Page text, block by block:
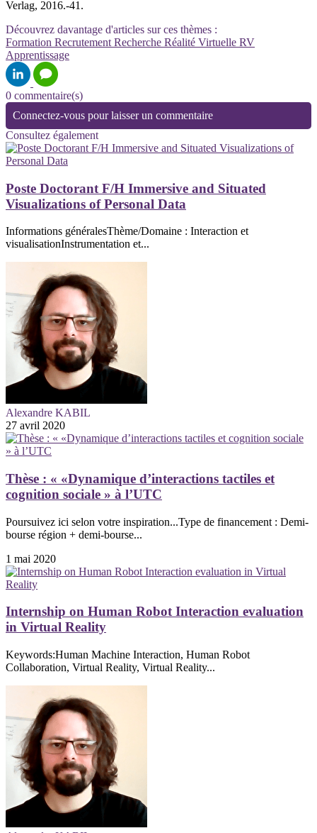
Verlag, 2016.-41.
Découvrez davantage d'articles sur ces thèmes :
Formation Recrutement Recherche Réalité Virtuelle RV
Apprentissage
0 commentaire(s)
Connectez-vous pour laisser un commentaire
Consultez également
Poste Doctorant F/H Immersive and Situated
Visualizations of Personal Data
Informations généralesThème/Domaine : Interaction et
visualisationInstrumentation et...
Alexandre KABIL
27 avril 2020
Thèse : « «Dynamique d’interactions tactiles et
cognition sociale » à l’UTC
Poursuivez ici selon votre inspiration...Type de financement : Demi-
bourse région + demi-bourse...
1 mai 2020
Internship on Human Robot Interaction evaluation
in Virtual Reality
Keywords:Human Machine Interaction, Human Robot
Collaboration, Virtual Reality, Virtual Reality...